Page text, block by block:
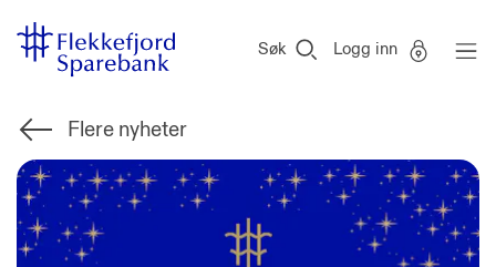
Gå til sideinnhold
Sparebank
Søk Logg inn
Flere nyheter
er
Miljøfyrtårn-